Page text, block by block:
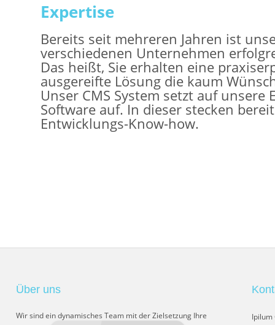
Expertise
Bereits seit mehreren Jahren ist
verschiedenen Unternehmen
Das heißt, Sie erhalten eine
ausgereifte Lösung die kaum
Unser CMS System setzt auf unsere
Software auf. In dieser stecken
Entwicklungs-Know-how.
Über uns
Wir sind ein dynamisches Team mit der Zielsetzung Ihre
Ipilum